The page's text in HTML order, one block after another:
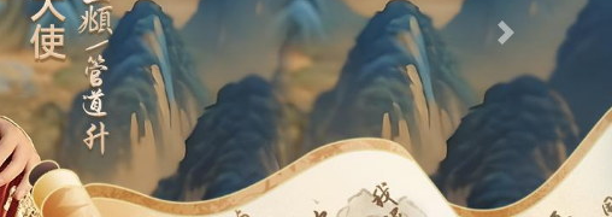
Next